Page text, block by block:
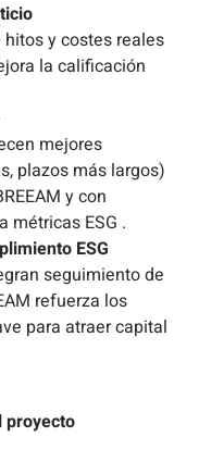
y costes reales
la calificación
mejores
plazos más largos)
y con
métricas ESG .
ESG
seguimiento de
refuerza los
para atraer capital
proyecto